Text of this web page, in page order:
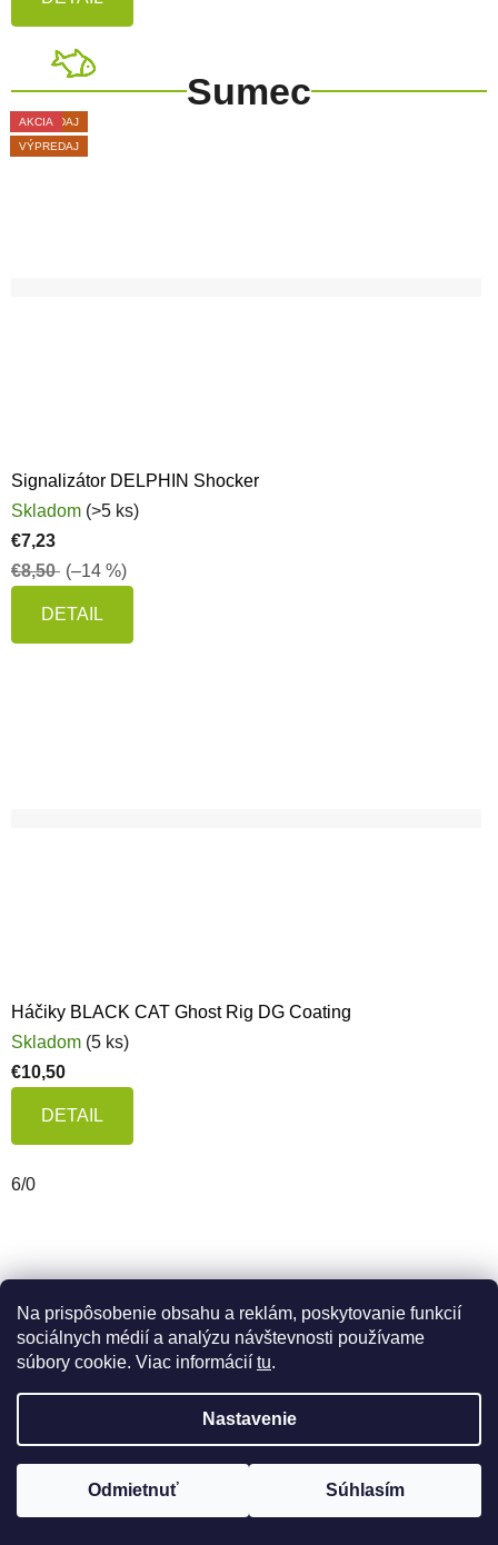
Na prispôsobenie obsahu a reklám, poskytovanie funkcií
sociálnych médií a analýzu návštevnosti používame
súbory cookie. Viac informácií tu.
Nastavenie
Odmietnuť Súhlasím
Sumec
AKCIA
Signalizátor DELPHIN Shocker
Skladom (>5 ks)
€7,23
€8,50 (–14 %)
DETAIL
Háčiky BLACK CAT Ghost Rig DG Coating
Skladom (5 ks)
€10,50
DETAIL
6/0
VÝPREDAJ
AKCIA
VÝPREDAJ
AKCIA
AKCIA
AKCIA
VÝPREDAJ
VÝPREDAJ
AKCIA